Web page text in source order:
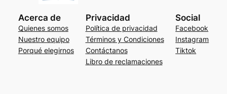
Acerca de
Quienes somos
Nuestro equipo
Porqué elegirnos
Privacidad
Política de privacidad
Términos y Condiciones
Contáctanos
Libro de reclamaciones
Social
Facebook
Instagram
Tiktok